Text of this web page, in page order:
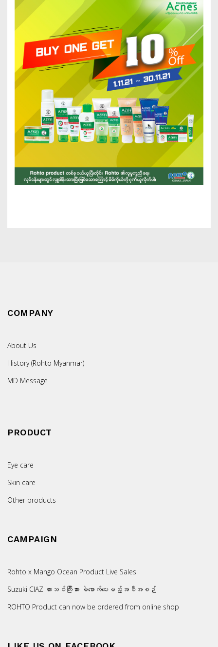
COMPANY
About Us
History (Rohto Myanmar)
MD Message
PRODUCT
Eye care
Skin care
Other products
CAMPAIGN
Rohto x Mango Ocean Product Live Sales
Suzuki CIAZ ကားသစ်ကြီးအား မဲဖောက်ပေးမည့်အစီအစဉ်
ROHTO Product can now be ordered from online shop